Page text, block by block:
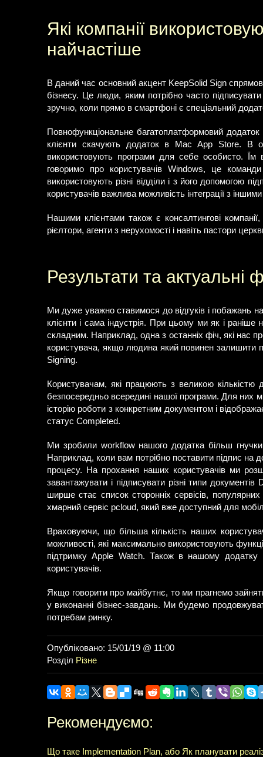
Які компанії
найчастіше
В даний час основний акцент KeepSolid Sign
бізнесу. Це люди, яким потрібно часто
зручно, коли прямо в смартфоні є спеціальний
Повнофункціональне багатоплатформовий
клієнти скачують додаток в Mac App Store. В
використовують програми для себе особисто. Їм
говоримо про користувачів Windows, це
використовують різні відділи і з його допомогою
користувачів важлива можливість інтеграції з
Нашими клієнтами також є консалтингові
рієлтори, агенти з нерухомості і навіть пастори
Результати та актуальні
Ми дуже уважно ставимося до відгуків і побажань
клієнти і сама індустрія. При цьому ми як і
складним. Наприклад, одна з останніх фіч, які нас
користувача, якщо людина який повинен залишити
Signing.
Користувачам, які працюють з великою кількістю
безпосередньо всередині нашої програми. Для них
історію роботи з конкретним документом і
статус Completed.
Ми зробили workflow нашого додатка більш
Наприклад, коли вам потрібно поставити підпис на
процесу. На прохання наших користувачів ми
завантажувати і підписувати різні типи
ширше стає список сторонніх сервісів,
хмарний сервіс pcloud, який вже доступний для
Враховуючи, що більша кількість наших
можливості, які максимально використовують
підтримку Apple Watch. Також в нашому додатку
користувачів.
Якщо говорити про майбутнє, то ми прагнемо
у виконанні бізнес-завдань. Ми будемо
потребам ринку.
Опубліковано: 15/01/19 @ 11:00
Розділ Різне
Рекомендуємо:
Що таке Implementation Plan, або Як планувати